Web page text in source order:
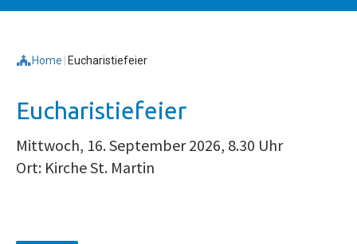
Home Eucharistiefeier
Eucharistiefeier
Mittwoch, 16. September 2026, 8.30 Uhr
Ort: Kirche St. Martin